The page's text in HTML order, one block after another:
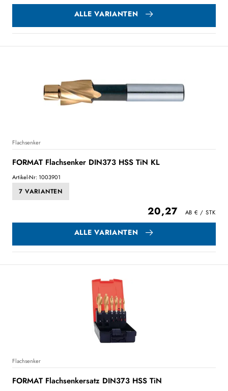
ALLE VARIANTEN
Flachsenker
FORMAT Flachsenker DIN373 HSS TiN KL
Artikel-Nr: 1003901
7 VARIANTEN
20,27
ALLE VARIANTEN
Flachsenker
FORMAT Flachsenkersatz DIN373 HSS TiN